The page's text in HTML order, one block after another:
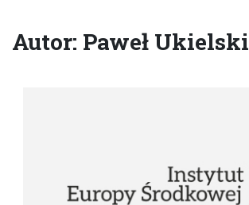
Autor: Paweł Ukielski